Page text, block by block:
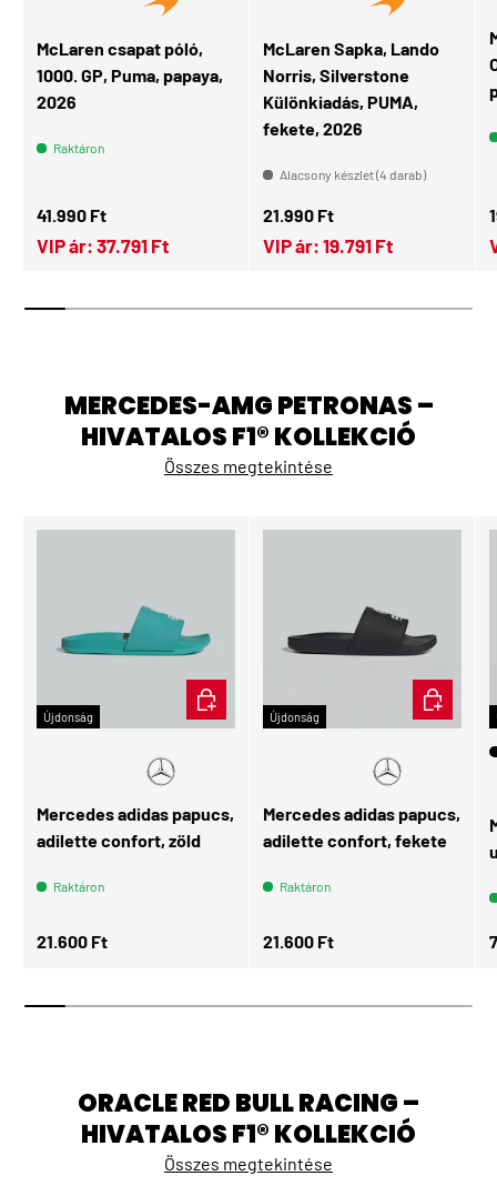
McLaren csapat póló,
1000. GP, Puma, papaya,
2026
Raktáron
Normál ár
41.990 Ft
VIP ár: 37.791 Ft
McLaren Sapka, Lando
Norris, Silverstone
Különkiadás, PUMA,
fekete, 2026
Alacsony készlet (4 darab)
Normál ár
21.990 Ft
VIP ár: 19.791 Ft
MERCEDES-AMG PETRONAS –
HIVATALOS F1® KOLLEKCIÓ
Összes megtekintése
Újdonság
Mercedes adidas papucs,
adilette confort, zöld
Raktáron
Normál ár
21.600 Ft
ÉRDEKEL
Újdonság
Mercedes adidas papucs,
adilette confort, fekete
Raktáron
Normál ár
21.600 Ft
ÉRDEKEL
ORACLE RED BULL RACING –
HIVATALOS F1® KOLLEKCIÓ
Összes megtekintése